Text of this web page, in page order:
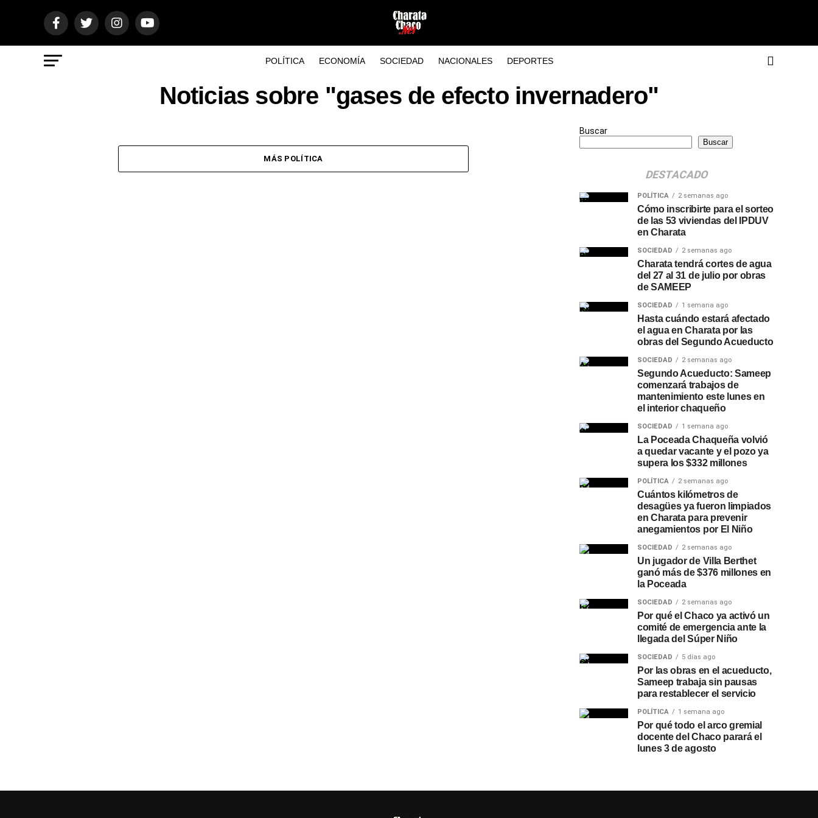
POLÍTICA ECONOMÍA SOCIEDAD NACIONALES DEPORTES
Noticias sobre "gases de efecto invernadero"
MÁS POLÍTICA
Buscar
Buscar
DESTACADO
POLÍTICA 2 semanas ago
Cómo inscribirte para el sorteo
de las 53 viviendas del IPDUV
en Charata
SOCIEDAD 2 semanas ago
Charata tendrá cortes de agua
del 27 al 31 de julio por obras
de SAMEEP
SOCIEDAD 1 semana ago
Hasta cuándo estará afectado
el agua en Charata por las
obras del Segundo Acueducto
SOCIEDAD 2 semanas ago
Segundo Acueducto: Sameep
comenzará trabajos de
mantenimiento este lunes en
el interior chaqueño
SOCIEDAD 1 semana ago
La Poceada Chaqueña volvió
a quedar vacante y el pozo ya
supera los $332 millones
POLÍTICA 2 semanas ago
Cuántos kilómetros de
desagües ya fueron limpiados
en Charata para prevenir
anegamientos por El Niño
SOCIEDAD 2 semanas ago
Un jugador de Villa Berthet
ganó más de $376 millones en
la Poceada
SOCIEDAD 2 semanas ago
Por qué el Chaco ya activó un
comité de emergencia ante la
llegada del Súper Niño
SOCIEDAD 5 días ago
Por las obras en el acueducto,
Sameep trabaja sin pausas
para restablecer el servicio
POLÍTICA 1 semana ago
Por qué todo el arco gremial
docente del Chaco parará el
lunes 3 de agosto